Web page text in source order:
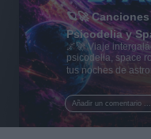
Añadir un comentario ...
🪐🚀
Psicodelia y
🌌🚀 Viaje
psicodelia, space
tus noches de
al firmamento y
esta colección
✨⭐